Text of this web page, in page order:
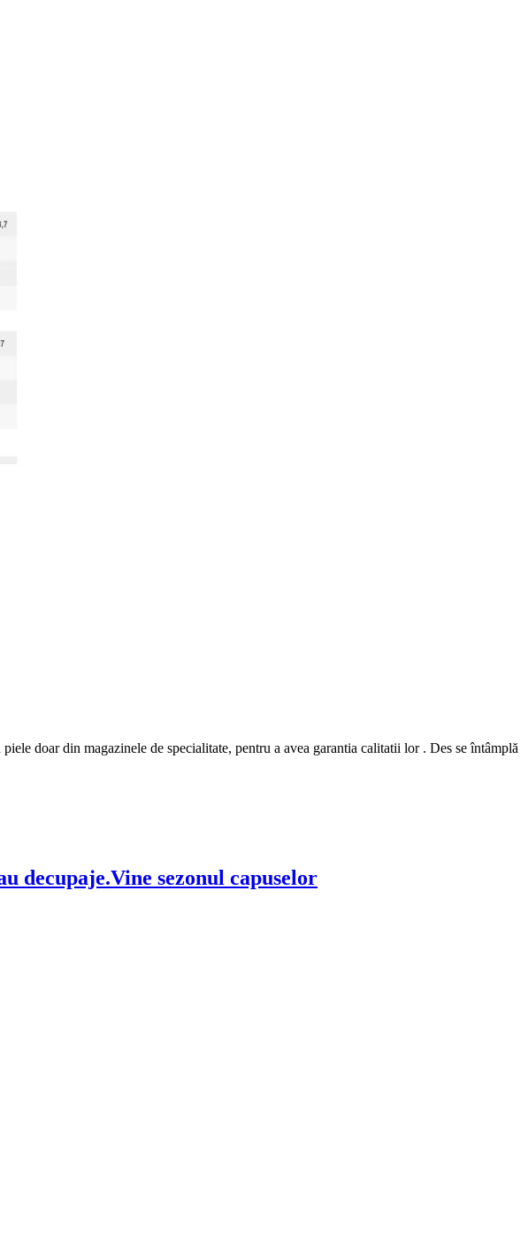
doar din magazinele de specialitate, pentru a avea garantia calitatii lor . Des se întâmplă
decupaje.Vine sezonul capuselor